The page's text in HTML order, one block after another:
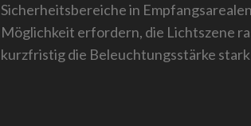
Sicherheitsbereiche in
Möglichkeit erfordern, die Lichtszene
kurzfristig die Beleuchtungsstärke